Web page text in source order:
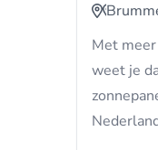
Met
weet je